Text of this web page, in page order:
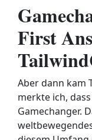
First
Aber dann kam
merkte ich,
Gamechanger.